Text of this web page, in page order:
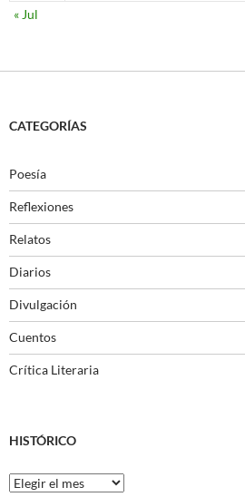
« Jul
CATEGORÍAS
Poesía
Reflexiones
Relatos
Diarios
Divulgación
Cuentos
Crítica Literaria
HISTÓRICO
Histórico